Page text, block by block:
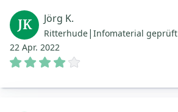
JK Jörg K.
Ritterhude| Infomaterial geprüft
22 Apr. 2022